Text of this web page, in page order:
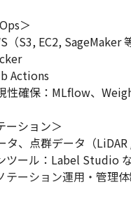
＞
（S3, EC2, SageMaker
Actions
性確保：MLflow、
ーション＞
タ、点群データ（LiDAR
ツール：Label Studio
テーション運用・管理